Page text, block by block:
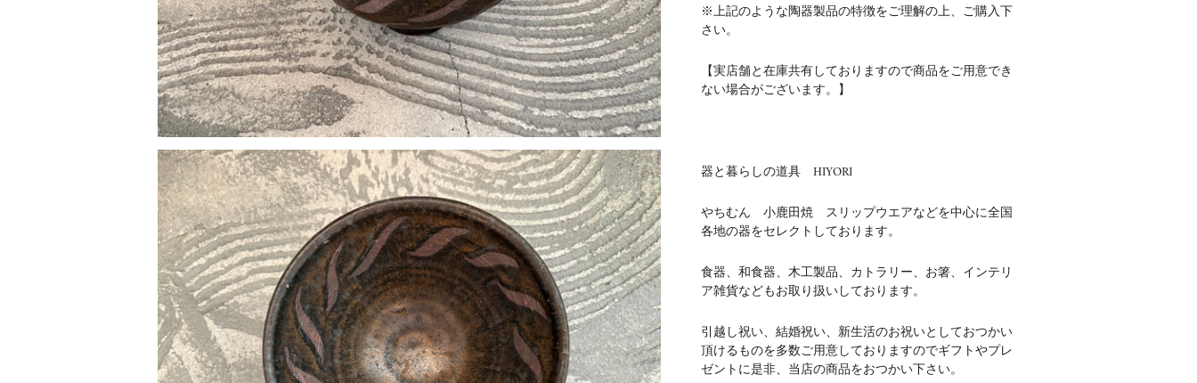
※上記のような陶器製品の特徴をご理解の上、ご購入下
さい。
【実店舗と在庫共有しておりますので商品をご用意でき
ない場合がございます。】
器と暮らしの道具 HIYORI
やちむん 小鹿田焼 スリップウエアなどを中心に全国
各地の器をセレクトしております。
食器、和食器、木工製品、カトラリー、お箸、インテリ
ア雑貨などもお取り扱いしております。
引越し祝い、結婚祝い、新生活のお祝いとしておつかい
頂けるものを多数ご用意しておりますのでギフトやプレ
ゼントに是非、当店の商品をおつかい下さい。